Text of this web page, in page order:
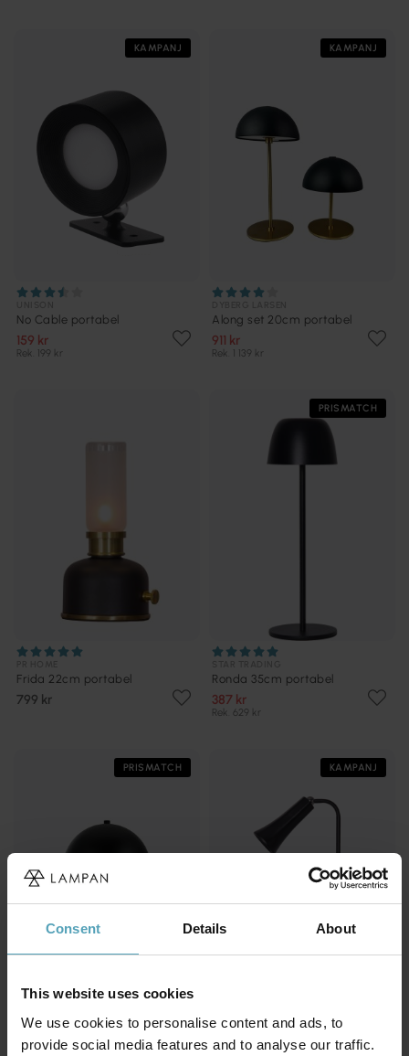
Consent Details About
This website uses cookies
We use cookies to personalise content and ads, to
provide social media features and to analyse our traffic.
KAMPANJ
No Cable portabel
159 kr
Rek. 199 kr
KAMPANJ
Along set 20cm portabel
911 kr
Rek. 1 139 kr
Frida 22cm portabel
799 kr
PRISMATCH
Ronda 35cm portabel
387 kr
Rek. 629 kr
PRISMATCH
DYBERG LARSEN
Stockholm 30cm portabel
KAMPANJ
STAR TRADING
Functional 38cm portabel